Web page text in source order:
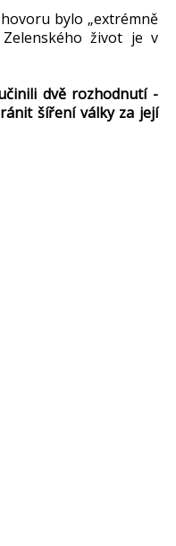
bylo „extrémně
život je v
dvě rozhodnutí -
šíření války za její